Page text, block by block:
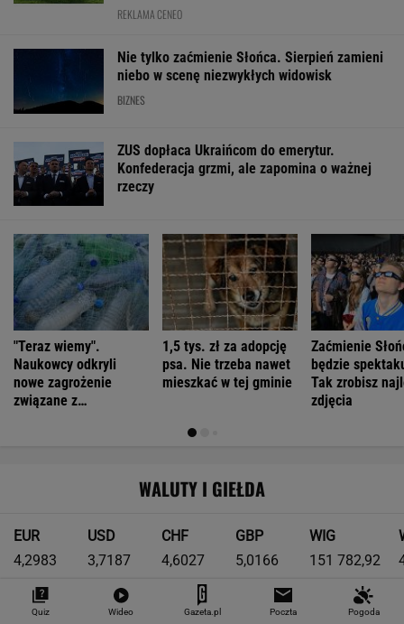
REKLAMA CENEO
Nie tylko zaćmienie Słońca. Sierpień zamieni
niebo w scenę niezwykłych widowisk
BIZNES
ZUS dopłaca Ukraińcom do emerytur.
Konfederacja grzmi, ale zapomina o ważnej
rzeczy
"Teraz wiemy".
Naukowcy odkryli
nowe zagrożenie
związane z
1,5 tys. zł za adopcję
psa. Nie trzeba nawet
mieszkać w tej gminie
Zaćmienie
będzie
Tak zrobisz
zdjęcia
WALUTY I GIEŁDA
EUR
4,2983
-0,09%
USD
3,7187
-0,41%
CHF
4,6027
0,15%
GBP
5,0166
-0,13%
WIG
151 782,92
Quiz Wideo Gazeta.pl Poczta Pogoda